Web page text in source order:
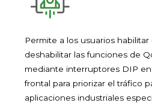
Permite a los usuarios habilitar
deshabilitar las funciones de
mediante interruptores DIP
frontal para priorizar el tráfico
aplicaciones industriales